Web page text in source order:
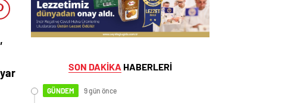
SON DAKİKA HABERLERİ
GÜNDEM 9 gün önce